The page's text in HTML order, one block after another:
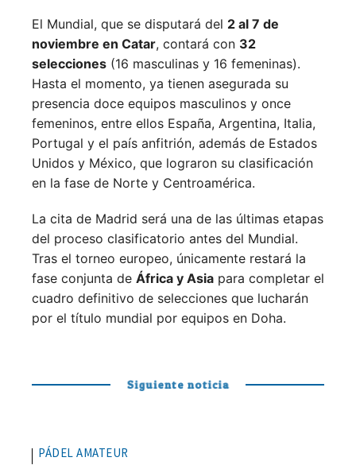
El Mundial, que se disputará del 2 al 7 de
noviembre en Catar, contará con 32
selecciones (16 masculinas y 16 femeninas).
Hasta el momento, ya tienen asegurada su
presencia doce equipos masculinos y once
femeninos, entre ellos España, Argentina, Italia,
Portugal y el país anfitrión, además de Estados
Unidos y México, que lograron su clasificación
en la fase de Norte y Centroamérica.
La cita de Madrid será una de las últimas etapas
del proceso clasificatorio antes del Mundial.
Tras el torneo europeo, únicamente restará la
fase conjunta de África y Asia para completar el
cuadro definitivo de selecciones que lucharán
por el título mundial por equipos en Doha.
Siguiente noticia
PÁDEL AMATEUR